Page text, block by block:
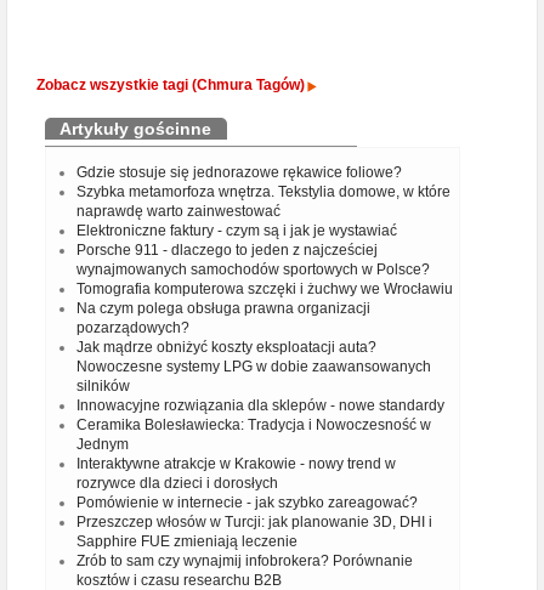
Zobacz wszystkie tagi (Chmura Tagów)
Artykuły gościnne
Gdzie stosuje się jednorazowe rękawice foliowe?
Szybka metamorfoza wnętrza. Tekstylia domowe, w które
naprawdę warto zainwestować
Elektroniczne faktury - czym są i jak je wystawiać
Porsche 911 - dlaczego to jeden z najcześciej
wynajmowanych samochodów sportowych w Polsce?
Tomografia komputerowa szczęki i żuchwy we Wrocławiu
Na czym polega obsługa prawna organizacji
pozarządowych?
Jak mądrze obniżyć koszty eksploatacji auta?
Nowoczesne systemy LPG w dobie zaawansowanych
silników
Innowacyjne rozwiązania dla sklepów - nowe standardy
Ceramika Bolesławiecka: Tradycja i Nowoczesność w
Jednym
Interaktywne atrakcje w Krakowie - nowy trend w
rozrywce dla dzieci i dorosłych
Pomówienie w internecie - jak szybko zareagować?
Przeszczep włosów w Turcji: jak planowanie 3D, DHI i
Sapphire FUE zmieniają leczenie
Zrób to sam czy wynajmij infobrokera? Porównanie
kosztów i czasu researchu B2B